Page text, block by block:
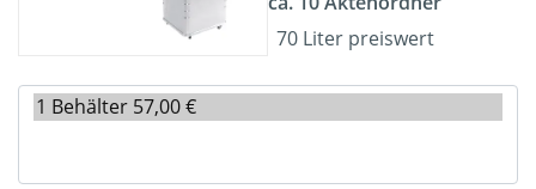
70 Liter preiswert